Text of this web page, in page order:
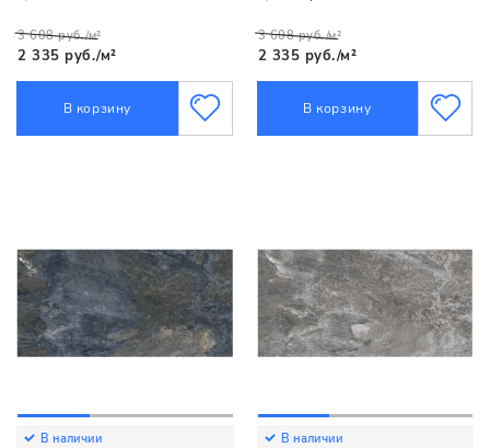
3 608 руб./м²
2 335 руб./м²
В корзину
3 608 руб./м²
2 335 руб./м²
В корзину
В наличии В наличии